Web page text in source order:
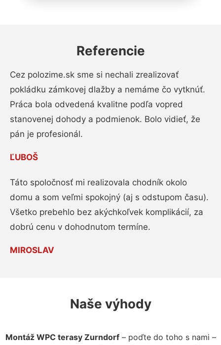
Referencie
Cez polozime.sk sme si nechali zrealizovať
pokládku zámkovej dlažby a nemáme čo vytknúť.
Práca bola odvedená kvalitne podľa vopred
stanovenej dohody a podmienok. Bolo vidieť, že
pán je profesionál.
ĽUBOŠ
Táto spoločnosť mi realizovala chodník okolo
domu a som veľmi spokojný (aj s odstupom času).
Všetko prebehlo bez akýchkoľvek komplikácií, za
dobrú cenu v dohodnutom termíne.
MIROSLAV
Naše výhody
Montáž WPC terasy Zurndorf– poďte do toho s nami –